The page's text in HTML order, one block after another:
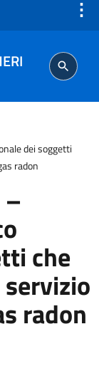
⋮
dei soggetti
radon
che
radon